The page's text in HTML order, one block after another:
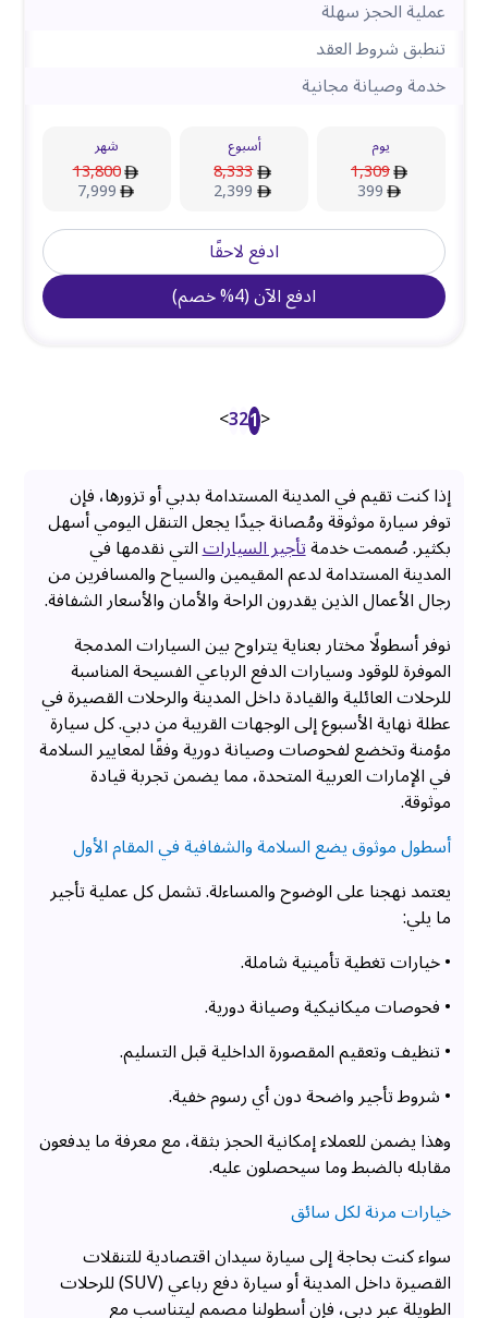
عملية الحجز سهلة
تنطبق شروط العقد
خدمة وصيانة مجانية
يوم
1,309
399
أسبوع
8,333
2,399
شهر
13,800
7,999
ادفع لاحقًا
ادفع الآن(
4
%خصم)
<
1
2
3
>
إذا كنت تقيم في المدينة المستدامة بدبي أو تزورها، فإن
توفر سيارة موثوقة ومُصانة جيدًا يجعل التنقل اليومي أسهل
بكثير. صُممت خدمةتأجير السياراتالتي نقدمها في
المدينة المستدامة لدعم المقيمين والسياح والمسافرين من
رجال الأعمال الذين يقدرون الراحة والأمان والأسعار الشفافة.
نوفر أسطولًا مختار بعناية يتراوح بين السيارات المدمجة
الموفرة للوقود وسيارات الدفع الرباعي الفسيحة المناسبة
للرحلات العائلية والقيادة داخل المدينة والرحلات القصيرة في
عطلة نهاية الأسبوع إلى الوجهات القريبة من دبي. كل سيارة
مؤمنة وتخضع لفحوصات وصيانة دورية وفقًا لمعايير السلامة
في الإمارات العربية المتحدة، مما يضمن تجربة قيادة
موثوقة.
أسطول موثوق يضع السلامة والشفافية في المقام الأول
يعتمد نهجنا على الوضوح والمساءلة. تشمل كل عملية تأجير
ما يلي:
• خيارات تغطية تأمينية شاملة.
• فحوصات ميكانيكية وصيانة دورية.
• تنظيف وتعقيم المقصورة الداخلية قبل التسليم.
• شروط تأجير واضحة دون أي رسوم خفية.
وهذا يضمن للعملاء إمكانية الحجز بثقة، مع معرفة ما يدفعون
مقابله بالضبط وما سيحصلون عليه.
خيارات مرنة لكل سائق
سواء كنت بحاجة إلى سيارة سيدان اقتصادية للتنقلات
القصيرة داخل المدينة أو سيارة دفع رباعي (SUV) للرحلات
الطويلة عبر دبي، فإن أسطولنا مصمم ليتناسب مع